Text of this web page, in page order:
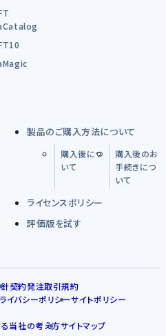
製品のご購入方法について
購入後につ
いて
購入後のお
手続きにつ
いて
ライセンスポリシー
評価版を試す
契約発注取引規約
イバシーポリシーサイトポリシー
る当社の考え方サイトマップ